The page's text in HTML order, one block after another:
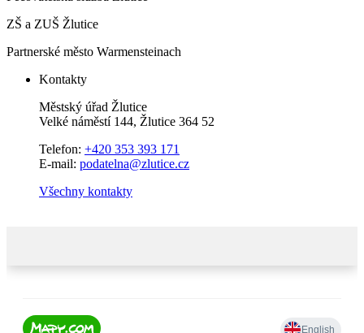
ZŠ a ZUŠ Žlutice
Partnerské město Warmensteinach
Kontakty
Městský úřad Žlutice
Velké náměstí 144, Žlutice 364 52
Telefon: +420 353 393 171
E-mail: podatelna@zlutice.cz
Všechny kontakty